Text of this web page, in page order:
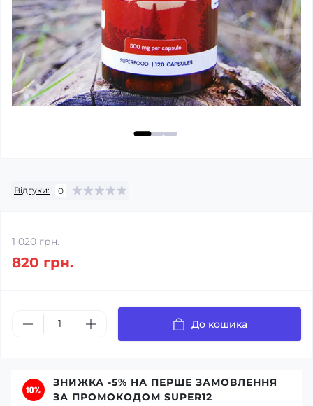
Відгуки: 0
1 020 грн.
820 грн.
До кошика
ЗНИЖКА -5% НА ПЕРШЕ ЗАМОВЛЕННЯ
ЗА ПРОМОКОДОМ SUPER12